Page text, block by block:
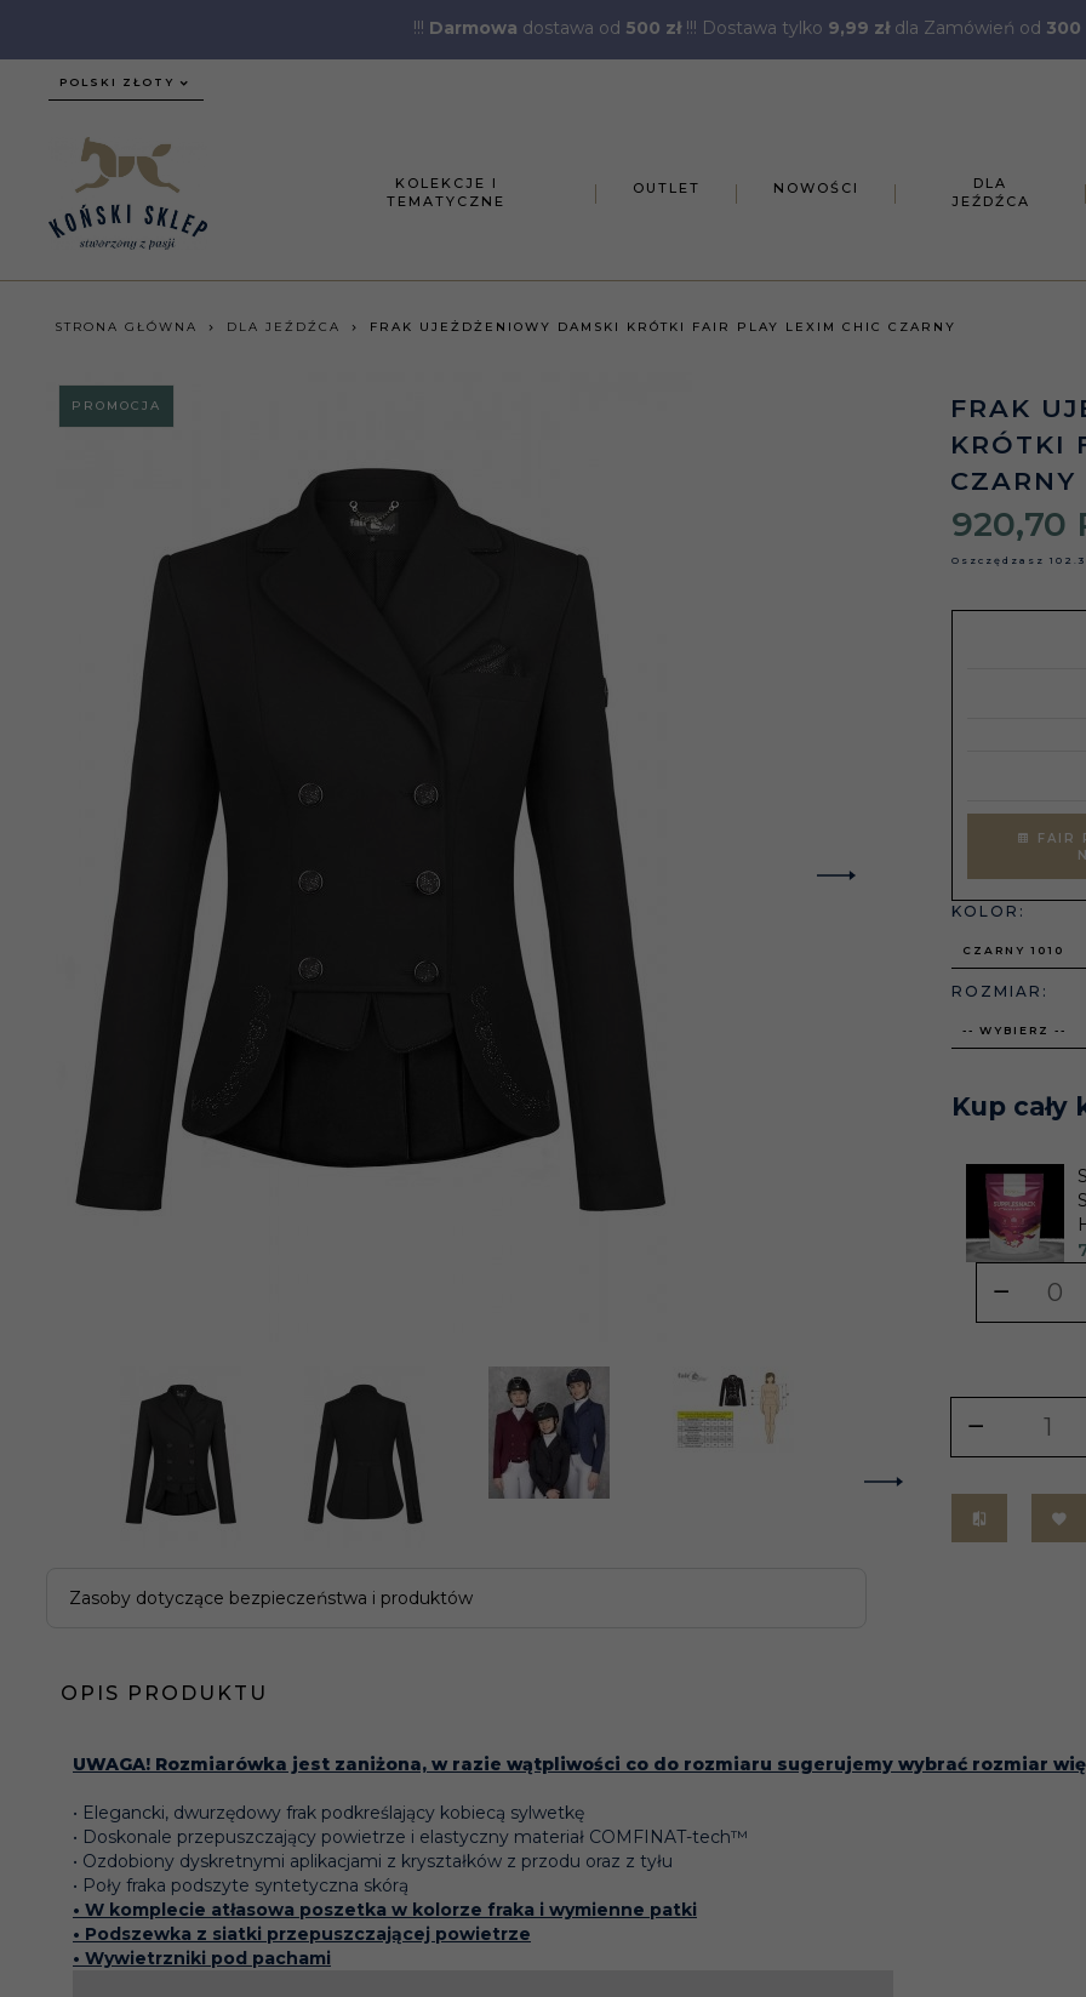
!!! Darmowa dostawa od 500 zł!!! Dostawa tylko 9,99 złdla Zamówień od 300
currency_h
POLSKI ZŁOTY
KOLEKCJE I
TEMATYCZNE
OUTLET NOWOŚCI
DLA
JEŹDŹCA
STRONA GŁÓWNA DLA JEŹDŹCA FRAK UJEŻDŻENIOWY DAMSKI KRÓTKI FAIR PLAY LEXIM CHIC CZARNY
PROMOCJA
Zasoby dotyczące bezpieczeństwa i produktów
FRAK
KRÓTKI
CZARNY
920,70
Oszczędzasz
FAIR
KOLOR:
CZARNY 1010
ROZMIAR:
-- WYBIERZ --
Kup cały
OPIS PRODUKTU
UWAGA! Rozmiarówka jest zaniżona, w razie wątpliwości co do rozmiaru sugerujemy wybrać rozmiar
• Elegancki, dwurzędowy frak podkreślający kobiecą sylwetkę
• Doskonale przepuszczający powietrze i elastyczny materiał COMFINAT-tech™
• Ozdobiony dyskretnymi aplikacjami z kryształków z przodu oraz z tyłu
• Poły fraka podszyte syntetyczna skórą
• W komplecie atłasowa poszetka w kolorze fraka i wymienne patki
• Podszewka z siatki przepuszczającej powietrze
• Wywietrzniki pod pachami